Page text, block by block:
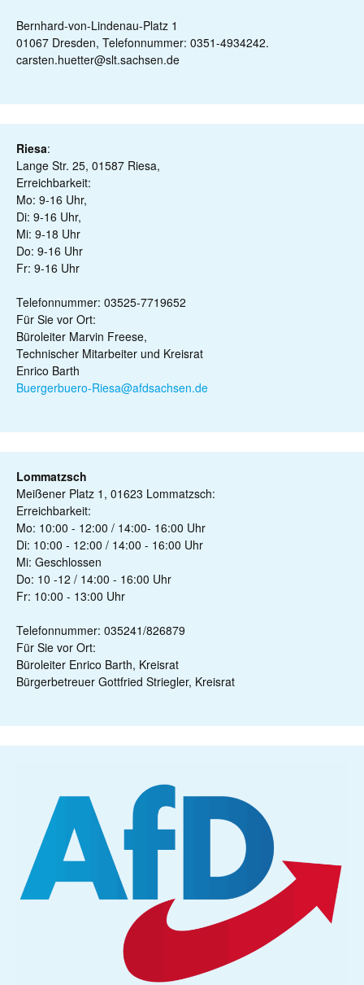
Bernhard-von-Lindenau-Platz 1
01067 Dresden, Telefonnummer: 0351-4934242.
carsten.huetter@slt.sachsen.de
Riesa:
Lange Str. 25, 01587 Riesa,
Erreichbarkeit:
Mo: 9-16 Uhr,
Di: 9-16 Uhr,
Mi: 9-18 Uhr
Do: 9-16 Uhr
Fr: 9-16 Uhr
Telefonnummer: 03525-7719652
Für Sie vor Ort:
Büroleiter Marvin Freese,
Technischer Mitarbeiter und Kreisrat
Enrico Barth
Buergerbuero-Riesa@afdsachsen.de
Lommatzsch
Meißener Platz 1, 01623 Lommatzsch:
Erreichbarkeit:
Mo: 10:00 - 12:00 / 14:00- 16:00 Uhr
Di: 10:00 - 12:00 / 14:00 - 16:00 Uhr
Mi: Geschlossen
Do: 10 -12 / 14:00 - 16:00 Uhr
Fr: 10:00 - 13:00 Uhr
Telefonnummer: 035241/826879
Für Sie vor Ort:
Büroleiter Enrico Barth, Kreisrat
Bürgerbetreuer Gottfried Striegler, Kreisrat